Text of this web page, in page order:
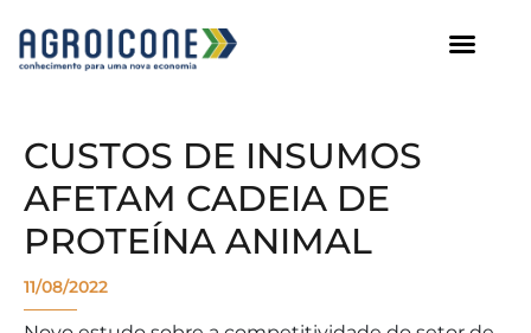
CUSTOS DE INSUMOS
AFETAM CADEIA DE
PROTEÍNA ANIMAL
11/08/2022